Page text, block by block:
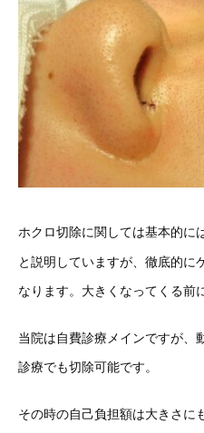
ホクロ切除に関しては基本的に
と説明していますが、徹底的に
なります。大きくなってくる前
当院は自費診療メインですが、
診療でも切除可能です。
その時の自己負担額は大きさに